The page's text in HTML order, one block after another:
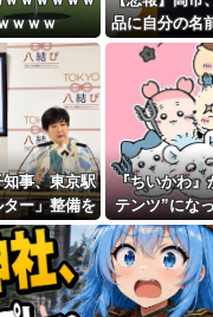
ｗｗｗ
品に自分の名
のPV撮影し
w
事、東京駅
ー」整備を
ｗｗｗｗ
『ちいかわ』
テンツ”にな
ｗ